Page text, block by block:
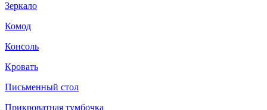
Зеркало
Комод
Консоль
Кровать
Письменный стол
Прикроватная тумбочка